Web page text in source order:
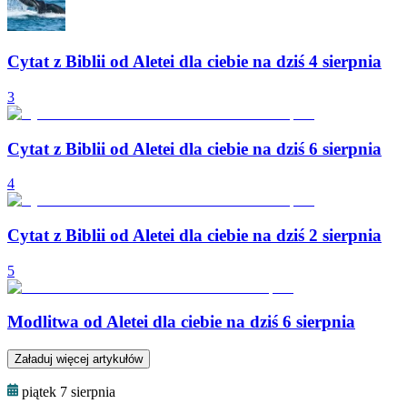
Cytat z Biblii od Aletei dla ciebie na dziś 4 sierpnia
3
Cytat z Biblii od Aletei dla ciebie na dziś 6 sierpnia
4
Cytat z Biblii od Aletei dla ciebie na dziś 2 sierpnia
5
Modlitwa od Aletei dla ciebie na dziś 6 sierpnia
Załaduj więcej artykułów
piątek 7 sierpnia